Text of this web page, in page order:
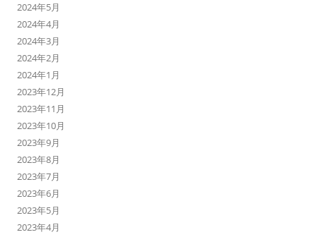
2024年5月
2024年4月
2024年3月
2024年2月
2024年1月
2023年12月
2023年11月
2023年10月
2023年9月
2023年8月
2023年7月
2023年6月
2023年5月
2023年4月